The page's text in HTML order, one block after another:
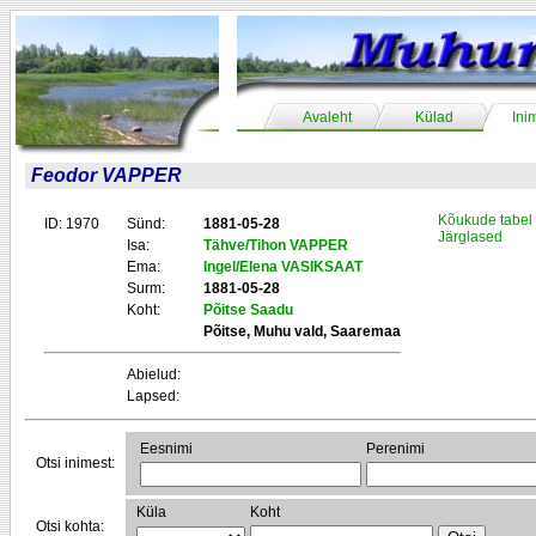
Avaleht Külad
Feodor VAPPER
ID: 1970 Sünd:
1881-05-28
Isa:
Tähve/Tihon VAPPER
Ema:
Ingel/Elena VASIKSAAT
Surm:
1881-05-28
Koht:
Põitse Saadu
Põitse, Muhu vald, Saaremaa
Abielud:
Lapsed:
Kõukude tabel
Järglased
Otsi inimest:
Eesnimi Perenimi
Otsi kohta:
Küla Koht